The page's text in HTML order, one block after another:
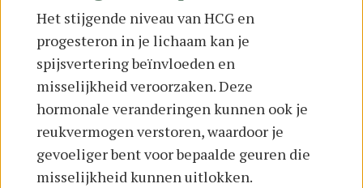
Het stijgende niveau van HCG en
progesteron in je lichaam kan je
spijsvertering beïnvloeden en
misselijkheid veroorzaken. Deze
hormonale veranderingen kunnen ook je
reukvermogen verstoren, waardoor je
gevoeliger bent voor bepaalde geuren die
misselijkheid kunnen uitlokken.